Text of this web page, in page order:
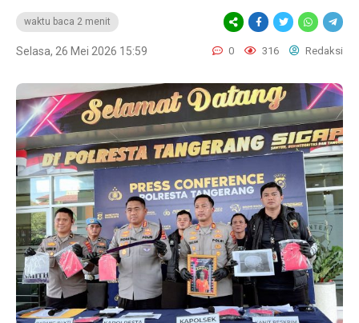
waktu baca 2 menit
Selasa, 26 Mei 2026 15:59 0 316 Redaksi